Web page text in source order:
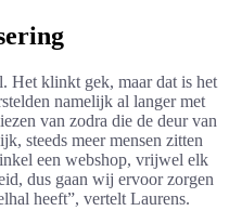
Het klinkt gek, maar dat is het
namelijk al langer met
van zodra die de deur van
steeds meer mensen zitten
een webshop, vrijwel elk
dus gaan wij ervoor zorgen
heeft”, vertelt Laurens.